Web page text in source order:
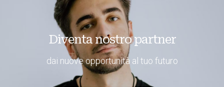
Diventa nostro partner
dai nuove opportunità al tuo futuro